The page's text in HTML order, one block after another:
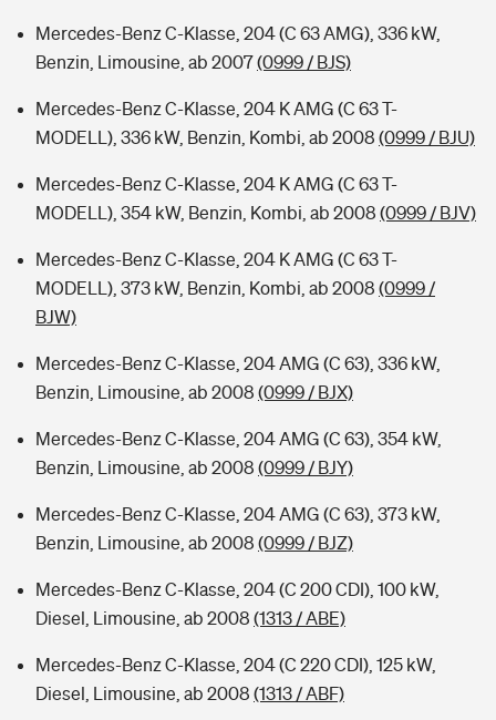
Mercedes-Benz C-Klasse, 204 (C 63 AMG), 336 kW,
Benzin, Limousine, ab 2007(0999 / BJS)
Mercedes-Benz C-Klasse, 204 K AMG (C 63 T-
MODELL), 336 kW, Benzin, Kombi, ab 2008 (0999 / BJU)
Mercedes-Benz C-Klasse, 204 K AMG (C 63 T-
MODELL), 354 kW, Benzin, Kombi, ab 2008 (0999 / BJV)
Mercedes-Benz C-Klasse, 204 K AMG (C 63 T-
MODELL), 373 kW, Benzin, Kombi, ab 2008 (0999 /
BJW)
Mercedes-Benz C-Klasse, 204 AMG (C 63), 336 kW,
Benzin, Limousine, ab 2008 (0999 / BJX)
Mercedes-Benz C-Klasse, 204 AMG (C 63), 354 kW,
Benzin, Limousine, ab 2008 (0999 / BJY)
Mercedes-Benz C-Klasse, 204 AMG (C 63), 373 kW,
Benzin, Limousine, ab 2008 (0999 / BJZ)
Mercedes-Benz C-Klasse, 204 (C 200 CDI), 100 kW,
Diesel, Limousine, ab 2008 (1313 / ABE)
Mercedes-Benz C-Klasse, 204 (C 220 CDI), 125 kW,
Diesel, Limousine, ab 2008 (1313 / ABF)